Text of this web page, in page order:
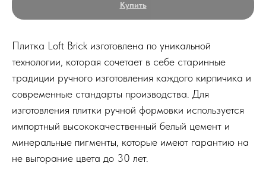
Купить
Плитка Loft Brick изготовлена по уникальной
технологии, которая сочетает в себе старинные
традиции ручного изготовления каждого кирпичика и
современные стандарты производства. Для
изготовления плитки ручной формовки используется
импортный высококачественный белый цемент и
минеральные пигменты, которые имеют гарантию на
не выгорание цвета до 30 лет.